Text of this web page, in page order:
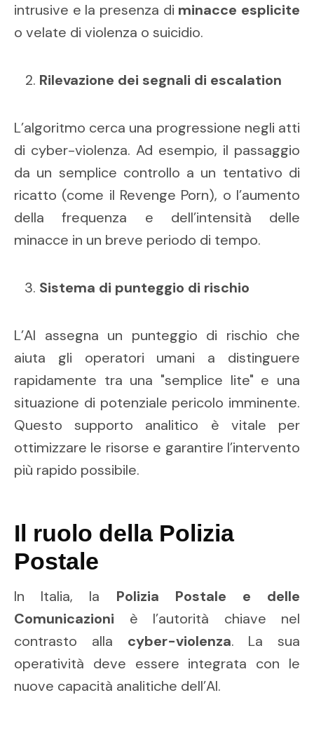
intrusive e la presenza di minacce esplicite
o velate di violenza o suicidio.
Rilevazione dei segnali di escalation
L’algoritmo cerca una progressione negli atti
di cyber-violenza. Ad esempio, il passaggio
da un semplice controllo a un tentativo di
ricatto (come il Revenge Porn), o l’aumento
della frequenza e dell’intensità delle
minacce in un breve periodo di tempo.
Sistema di punteggio di rischio
L’AI assegna un punteggio di rischio che
aiuta gli operatori umani a distinguere
rapidamente tra una "semplice lite" e una
situazione di potenziale pericolo imminente.
Questo supporto analitico è vitale per
ottimizzare le risorse e garantire l’intervento
più rapido possibile.
Il ruolo della Polizia
Postale
In Italia, la Polizia Postale e delle
Comunicazioni è l’autorità chiave nel
contrasto alla cyber-violenza. La sua
operatività deve essere integrata con le
nuove capacità analitiche dell’AI.